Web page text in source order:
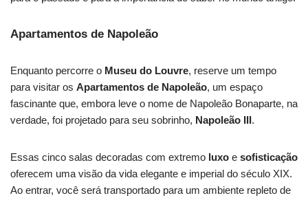
Apartamentos de Napoleão
Enquanto percorre o Museu do Louvre, reserve um tempo
para visitar os Apartamentos de Napoleão, um espaço
fascinante que, embora leve o nome de Napoleão Bonaparte, na
verdade, foi projetado para seu sobrinho, Napoleão III.
Essas cinco salas decoradas com extremo luxo e sofisticação
oferecem uma visão da vida elegante e imperial do século XIX.
Ao entrar, você será transportado para um ambiente repleto de